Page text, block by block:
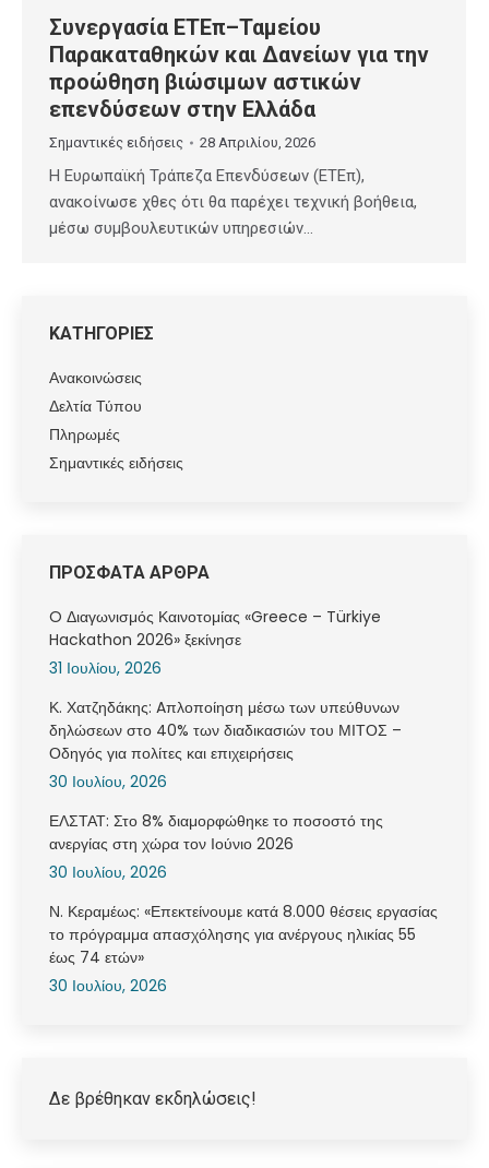
Συνεργασία ΕΤΕπ–Ταμείου
Παρακαταθηκών και Δανείων για την
προώθηση βιώσιμων αστικών
επενδύσεων στην Ελλάδα
Σημαντικές ειδήσεις 28 Απριλίου, 2026
Η Ευρωπαϊκή Τράπεζα Επενδύσεων (ΕΤΕπ),
ανακοίνωσε χθες ότι θα παρέχει τεχνική βοήθεια,
μέσω συμβουλευτικών υπηρεσιών…
ΚΑΤΗΓΟΡΙΕΣ
Ανακοινώσεις
Δελτία Τύπου
Πληρωμές
Σημαντικές ειδήσεις
ΠΡΟΣΦΑΤΑ ΑΡΘΡΑ
O Διαγωνισμός Καινοτομίας «Greece – Türkiye
Hackathon 2026» ξεκίνησε
31 Ιουλίου, 2026
Κ. Χατζηδάκης: Aπλοποίηση μέσω των υπεύθυνων
δηλώσεων στο 40% των διαδικασιών του ΜΙΤΟΣ –
Οδηγός για πολίτες και επιχειρήσεις
30 Ιουλίου, 2026
ΕΛΣΤΑΤ: Στο 8% διαμορφώθηκε το ποσοστό της
ανεργίας στη χώρα τον Ιούνιο 2026
30 Ιουλίου, 2026
Ν. Κεραμέως: «Επεκτείνουμε κατά 8.000 θέσεις εργασίας
το πρόγραμμα απασχόλησης για ανέργους ηλικίας 55
έως 74 ετών»
30 Ιουλίου, 2026
Δε βρέθηκαν εκδηλώσεις!